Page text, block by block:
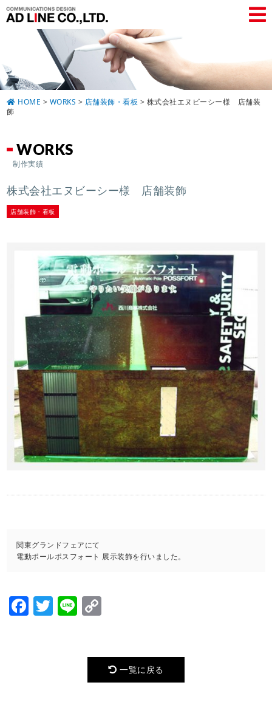
HOME > WORKS > 店舗装飾・看板 > 株式会社エヌビーシー様 店舗装
飾
WORKS
制作実績
株式会社エヌビーシー様 店舗装飾
店舗装飾・看板
関東グランドフェアにて
電動ポールポスフォート 展示装飾を行いました。
Facebook
Twitter
Line
一覧に戻る